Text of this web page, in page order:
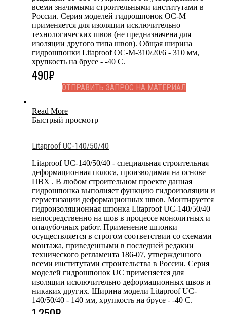
всеми значимыми строительными институтами в
России. Серия моделей гидрошпонок OC-M
применяется для изоляции исключительно
технологических швов (не предназначена для
изоляции другого типа швов). Общая ширина
гидрошпонки Litaproof OC-M-310/20/6 - 310 мм,
хрупкость на брусе - -40 С.
490₽
ОТПРАВИТЬ ЗАПРОС НА МАТЕРИАЛ
Read More
Быстрый просмотр
Litaproof UC-140/50/40
Litaproof UC-140/50/40 - специальная строительная
деформационная полоса, производимая на основе
ПВХ . В любом строительном проекте данная
гидрошпонка выполняет функцию гидроизоляции и
герметизации деформационных швов. Монтируется
гидроизоляционная шпонка Litaproof UC-140/50/40
непосредственно на шов в процессе монолитных и
опалубочных работ. Применение шпонки
осуществляется в строгом соответствии со схемами
монтажа, приведенными в последней редакии
технического регламента 186-07, утвержденного
всеми институтами строительства в России. Серия
моделей гидрошпонок UC применяется для
изоляции исключительно деформационных швов и
никаких других. Ширина модели Litaproof UC-
140/50/40 - 140 мм, хрупкость на брусе - -40 С.